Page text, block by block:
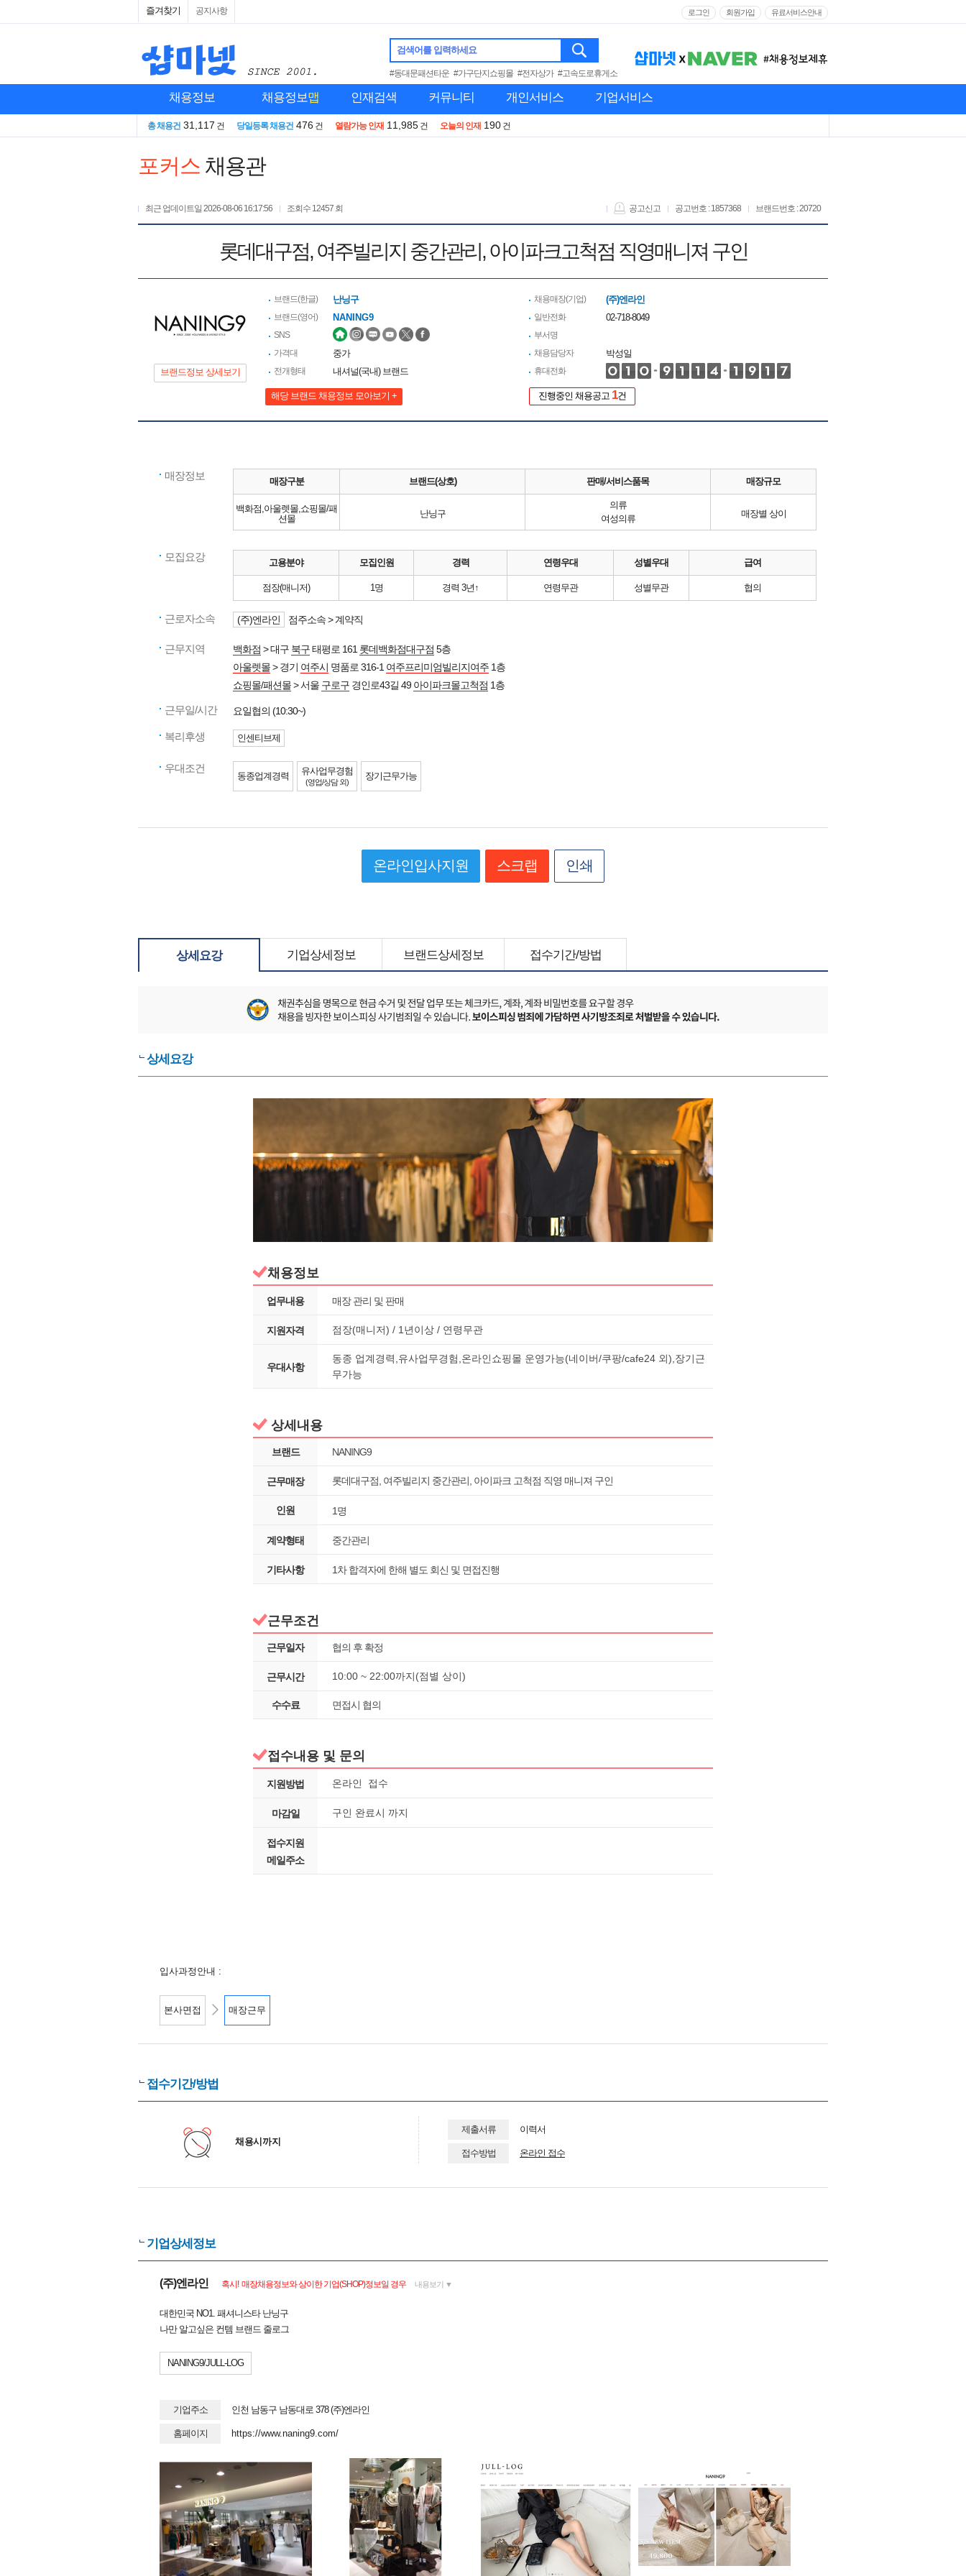
즐겨찾기 공지사항 로그인 회원가입 유료서비스안내
검색어를 입력하세요
#동대문패션타운 #가구단지쇼핑몰 #전자상가 #고속도로휴게소
채용정보 채용정보맵 인재검색 커뮤니티 개인서비스 기업서비스
총 채용건 31,117 건 당일등록 채용건 476 건 열람가능 인재 11,985 건 오늘의 인재 190 건
포커스 채용관
최근 업데이트일 2026-08-06 16:17:56 조회수 12457 회 브랜드번호 : 20720
공고번호 : 1857368
공고신고
롯데대구점, 여주빌리지 중간관리, 아이파크고척점 직영매니져 구인
브랜드정보 상세보기
브랜드(한글) 난닝구
브랜드(영어) NANING9
SNS
가격대
중가
전개형태 내셔널(국내) 브랜드
해당 브랜드 채용정보 모아보기 +
채용매장(기업) (주)엔라인
일반전화 02-718-8049
부서명
채용담당자
박성일
휴대전화
진행중인 채용공고 1건
매장정보 매장구분 브랜드(상호) 판매/서비스품목 매장규모
백화점,아울렛몰,쇼핑몰/패
션몰
난닝구
의류
여성의류
매장별 상이
모집요강 고용분야 모집인원 경력 연령우대 성별우대 급여
점장(매니저) 1명 경력 3년↑ 연령무관 성별무관 협의
근로자소속 (주)엔라인 점주소속 > 계약직
근무지역 백화점 > 대구 북구태평로 161 롯데백화점대구점 5층
아울렛몰> 경기 여주시 명품로 316-1 여주프리미엄빌리지여주 1층
쇼핑몰/패션몰> 서울 구로구 경인로43길 49아이파크몰고척점 1층
근무일/시간 요일협의 (10:30~)
복리후생 인센티브제
우대조건
동종업계경력 유사업무경험
(영업/상담 외)
장기근무가능
온라인입사지원 스크랩 인쇄
상세요강 기업상세정보 브랜드상세정보 접수기간/방법
상세요강
채용정보
업무내용 매장 관리 및 판매
지원자격 점장(매니저) / 1년이상 / 연령무관
우대사항
동종 업계경력,유사업무경험,온라인쇼핑몰 운영가능(네이버/쿠팡/cafe24 외),장기근
무가능
상세내용
브랜드 NANING9
근무매장 롯데대구점, 여주빌리지 중간관리, 아이파크 고척점 직영 매니져 구인
인원 1명
계약형태 중간관리
기타사항 1차 합격자에 한해 별도 회신 및 면접진행
근무조건
근무일자 협의 후 확정
근무시간 10:00 ~ 22:00까지(점별 상이)
수수료 면접시 협의
접수내용 및 문의
지원방법 온라인 접수
마감일 구인 완료시 까지
접수지원
메일주소
입사과정안내 :
본사면접 매장근무
접수기간/방법
채용시까지
제출서류 이력서
접수방법 온라인 접수
기업상세정보
(주)엔라인 혹시! 매장채용정보와 상이한 기업(SHOP)정보일 경우 내용보기 ▼
대한민국 NO1. 패셔니스타 난닝구
나만 알고싶은 컨템 브랜드 줄로그
NANING9/JULL-LOG
기업주소 인천 남동구 남동대로 378 (주)엔라인
홈페이지 https://www.naning9.com/